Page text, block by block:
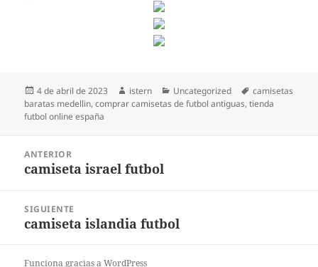
Publicado
el
4 de abril de 2023 Autor
istern Categorías
Uncategorized Etiquetas
camisetas
baratas medellin,comprar camisetas de futbol antiguas,tienda
futbol online españa
entradas
ANTERIOR
Entrada
camiseta israel futbol
SIGUIENTE
Entrada
camiseta islandia futbol
Funciona gracias a WordPress